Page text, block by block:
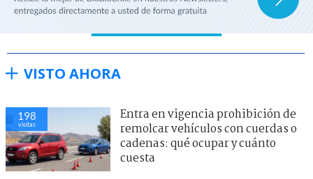
VISTO AHORA
198
visitas
Entra en vigencia prohibición de
remolcar vehículos con cuerdas o
cadenas: qué ocupar y cuánto
cuesta